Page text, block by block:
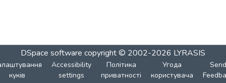
DSpace software copyright © 2002-2026 LYRASIS
куків
Accessibility
settings
Політика
приватності
Угода
користувача
Send